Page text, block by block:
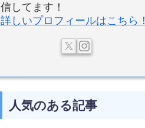
信してます！
詳しいプロフィールはこちら！
人気のある記事